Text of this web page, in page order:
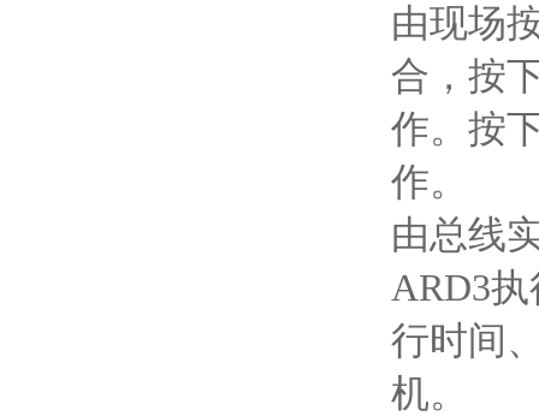
由现场
合，按
作。按
作。
由总线
ARD3
行时间
机。